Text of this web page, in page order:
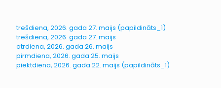
trešdiena, 2026. gada 27. maijs (papildināts_1)
trešdiena, 2026. gada 27. maijs
otrdiena, 2026. gada 26. maijs
pirmdiena, 2026. gada 25. maijs
piektdiena, 2026. gada 22. maijs (papildināts_1)